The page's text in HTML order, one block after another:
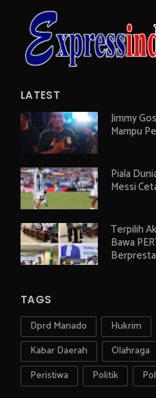
LATEST
Jimmy
Mampu
Piala
Messi
Terpilih
Bawa
TAGS
Dprd Manado Hukrim
Kabar Daerah
Olahraga
Peristiwa
Politik